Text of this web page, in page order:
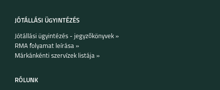
MOTO E20
JÓTÁLLÁSI ÜGYINTÉZÉS
Jótállási ügyintézés - jegyzőkönyvek »
RMA folyamat leírása »
Márkánkénti szervízek listája »
RÓLUNK